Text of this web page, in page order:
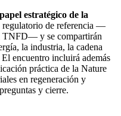
papel estratégico de la
regulatorio de referencia —
TNFD— y se compartirán
la industria, la cadena
encuentro incluirá además
práctica de la Nature
en regeneración y
y cierre.